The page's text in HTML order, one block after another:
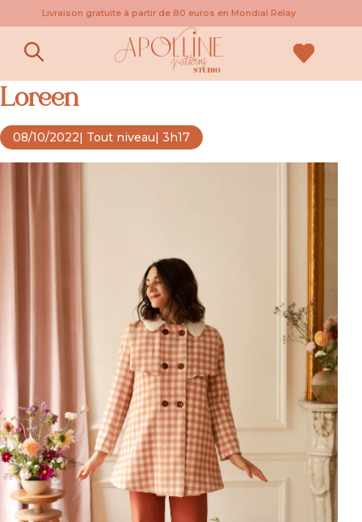
Livraison gratuite à partir de 80 euros en Mondial Relay
Le pas à pas du manteau
Loreen
08/10/2022| Tout niveau| 3h17